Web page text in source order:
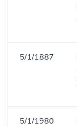
5/1/1887
5/1/1980